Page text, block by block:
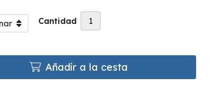
Cantidad
Añadir a la cesta